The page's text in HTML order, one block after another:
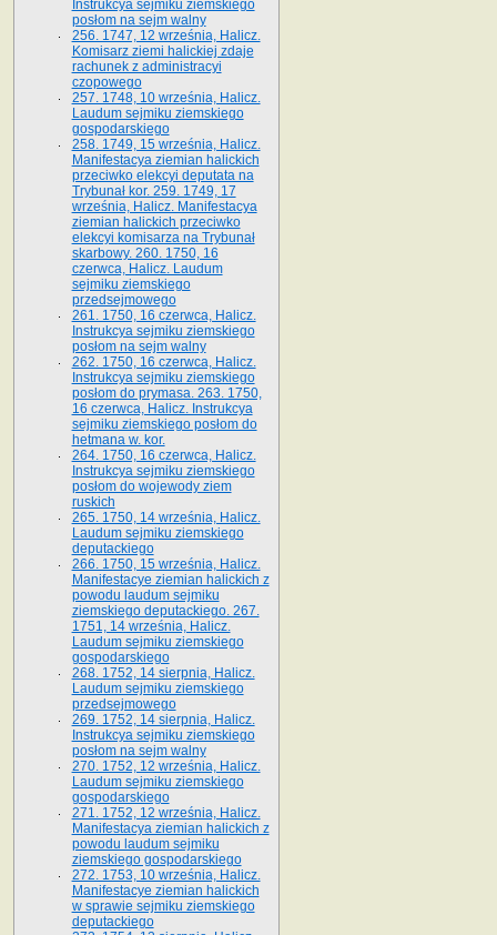
Instrukcya sejmiku ziemskiego
posłom na sejm walny
256. 1747, 12 września, Halicz.
Komisarz ziemi halickiej zdaje
rachunek z administracyi
czopowego
257. 1748, 10 września, Halicz.
Laudum sejmiku ziemskiego
gospodarskiego
258. 1749, 15 września, Halicz.
Manifestacya ziemian halickich
przeciwko elekcyi deputata na
Trybunał kor. 259. 1749, 17
września, Halicz. Manifestacya
ziemian halickich przeciwko
elekcyi komisarza na Trybunał
skarbowy. 260. 1750, 16
czerwca, Halicz. Laudum
sejmiku ziemskiego
przedsejmowego
261. 1750, 16 czerwca, Halicz.
Instrukcya sejmiku ziemskiego
posłom na sejm walny
262. 1750, 16 czerwca, Halicz.
Instrukcya sejmiku ziemskiego
posłom do prymasa. 263. 1750,
16 czerwca, Halicz. Instrukcya
sejmiku ziemskiego posłom do
hetmana w. kor.
264. 1750, 16 czerwca, Halicz.
Instrukcya sejmiku ziemskiego
posłom do wojewody ziem
ruskich
265. 1750, 14 września, Halicz.
Laudum sejmiku ziemskiego
deputackiego
266. 1750, 15 września, Halicz.
Manifestacye ziemian halickich z
powodu laudum sejmiku
ziemskiego deputackiego. 267.
1751, 14 września, Halicz.
Laudum sejmiku ziemskiego
gospodarskiego
268. 1752, 14 sierpnia, Halicz.
Laudum sejmiku ziemskiego
przedsejmowego
269. 1752, 14 sierpnia, Halicz.
Instrukcya sejmiku ziemskiego
posłom na sejm walny
270. 1752, 12 września, Halicz.
Laudum sejmiku ziemskiego
gospodarskiego
271. 1752, 12 września, Halicz.
Manifestacya ziemian halickich z
powodu laudum sejmiku
ziemskiego gospodarskiego
272. 1753, 10 września, Halicz.
Manifestacye ziemian halickich
w sprawie sejmiku ziemskiego
deputackiego